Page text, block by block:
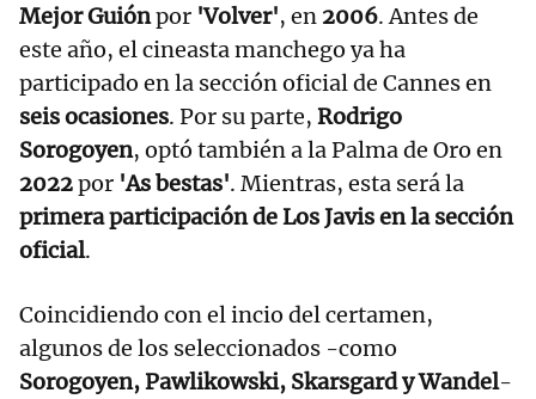
Mejor Guiónpor 'Volver', en 2006. Antes de
este año, el cineasta manchego ya ha
participado en la sección oficial de Cannes en
seis ocasiones. Por su parte, Rodrigo
Sorogoyen, optó también a la Palma de Oro en
2022por 'As bestas'. Mientras, esta será la
primera participación de Los Javis en la sección
oficial.
Coincidiendo con el incio del certamen,
algunos de los seleccionados -como
Sorogoyen, Pawlikowski, Skarsgard y Wandel-